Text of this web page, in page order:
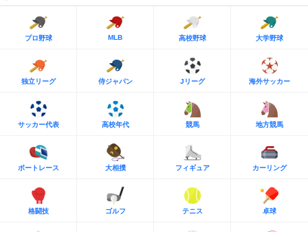
プロ野球 MLB 高校野球 大学野球
独立リーグ 侍ジャパン Jリーグ 海外サッカー
サッカー代表 高校年代 競馬 地方競馬
ボートレース 大相撲 フィギュア カーリング
格闘技 ゴルフ テニス 卓球